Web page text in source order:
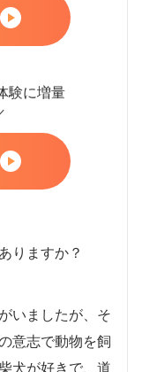
験に増量
りますか？
いましたが、そ
意志で動物を飼
犬が好きで、道